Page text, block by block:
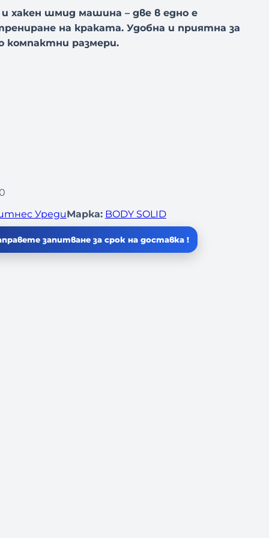
и хакен шмид машина – две в едно е
на краката. Удобна и приятна за
компактни размери.
УредиМарка: BODY SOLID
запитване за срок на доставка !